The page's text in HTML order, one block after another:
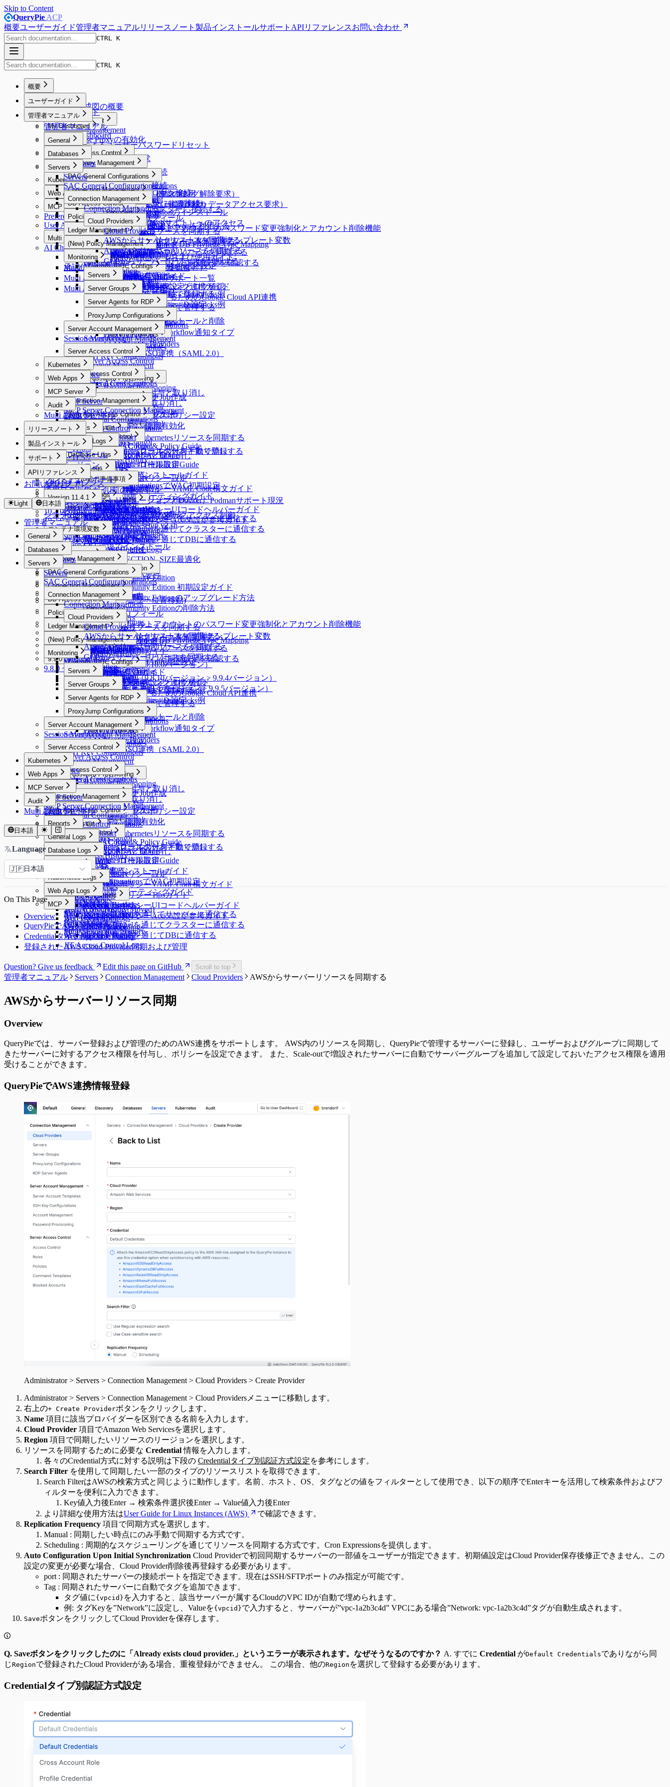
Skip to Content
QueryPie ACP
概要ユーザーガイド管理者マニュアルリリースノート 製品インストールサポート APIリファレンスお問い合わせ
CTRL K
CTRL K
概要
Overview
システム構成図の概要
Proxy Management
Proxy Management
Database Proxyの有効化
ユーザーガイド
ユーザーガイド
My Dashboard
My Dashboard
Emailによるユーザーパスワードリセット
Workflow
Workflow
DB Access Requestの要求
SQL Requestの要求
SQL Request要求
実行計画（Explain）機能の使用
SQL Export Requestの要求
Unmasking Requestの要求（マスキング解除要求）
Restricted Data Accessの要求（制限されたデータアクセス要求）
Server Access Requestの要求
Server Privilege Requestの要求
Access Role Requestの要求
IP Registration Requestの要求
DBポリシー例外の要求
承認付加機能（代理承認、再提出など）
Database Access Control
Database Access Control
Web SQLエディターでの接続
Default Privilegeの設定
エージェントなしでのプロキシ接続
Google BigQuery OAuth認証による接続
Custom Data Sourceへの接続
Server Access Control
Server Access Control
認証されたサーバーへの接続
Webターミナルの使用
Web SFTPの使用
Kubernetes Access Control
Kubernetes Access Control
アクセス権限一覧の確認
Web ClientでKubernetesクラスターに接続する
Web Access Control
Web Access Control
Root CA証明書およびExtensionのインストール
Webアプリケーション（Webサイト）へのアクセス
MCP Access Control
MCP Access Control
MACを使用してRemote MCP Serversを利用する
Preferences
User Agent
Multi Agent
Multi Agent
Multi Agent Linuxインストールおよび使用ガイド
Multi Agent Seamless SSH使用ガイド
Multi Agent OS別3rd Party Toolサポート一覧
Multi Agent - qpctl CLI使用ガイド
AI Chat
管理者マニュアル
管理者マニュアル
General
General
Company Management
Company Management
General
Security
Allowed Zones
Channels
Alerts
Alerts
New Request > リクエストタイプ別テンプレート変数
Licenses
User Management
User Management
Users
Users
ユーザープロフィール
qp-adminデフォルトアカウントのパスワード変更強制化とアカウント削除機能
Groups
Roles
Profile Editor
Profile Editor
Custom Attribute
Authentication
Authentication
Okta連携
LDAP連携
AWS SSO連携
Google SAML連携
Multi-Factor Authentication設定
Provisioning
Provisioning
Provisioning有効化
[Okta] プロビジョニング連携ガイド
Workflow Management
Workflow Management
All Requests
Approval Rules
Workflow Configurations
System
System
Integrations
Integrations
Syslog連携
Splunk連携
Secret Store連携
Email連携
Event Callback連携
OAuth 2.0を使用するためのGoogle Cloud API連携
Slack DM連携
Slack DM連携
Slack DM - Workflow通知タイプ
OAuth Client Application
Identity Providers
Identity Providers
AWS SSO連携（SAML 2.0）
LLM Provider設定
API Token
Jobs
Maintenance
Databases
Databases
DAC General Configurations
DAC General Configurations
Unmasking Zones
Masking Pattern (メニュー位置移動)
Connection Management
Connection Management
Cloud Providers
Cloud Providers
AWSからDBリソースを同期する
MS AzureからDBリソースを同期する
Google CloudからDBリソースを同期する
Dry Run機能でクラウド同期設定を確認する
DB Connections
DB Connections
MongoDB専用ガイド
DocumentDB専用ガイド
Google BigQuery OAuth認証設定
AWS Athena専用ガイド
Custom Data Source設定とログ確認
SSL Configurations
SSH Configurations
Kerberos Configurations
Custom JDBC Configs
Custom JDBC Configs
QSI Parser Selection
Custom JDBC Configs - Databricks例
Custom JDBC Configs - Databricks例
DB Access Control
DB Access Control
Privilege Type
Privilege Type
MongoDB / Document DB Privilege Type Mapping
Access Control
Policies
Policies
Data Access
Masking Pattern
Data Masking
Sensitive Data
Policy Exception
Query Rules
Ledger Management
Ledger Management
Ledger Table Policy
Ledger Approval Rules
(New) Policy Management
(New) Policy Management
Data Paths
Data Policies
Exception Management
Monitoring
Monitoring
Running Queries
Proxy Management
Servers
Servers
SAC General Configurations
Connection Management
Connection Management
Cloud Providers
Cloud Providers
AWSからサーバーリソースを同期する
Azureからサーバーリソースを同期する
GCPからサーバーリソースを同期する
Servers
Servers
個別サーバーを手動で登録する
Server Groups
Server Groups
サーバーをグループで管理する
Server Agents for RDP
Server Agents for RDP
Server Agentのインストールと削除
ProxyJump Configurations
ProxyJump Configurations
ProxyJump作成
Server Account Management
Server Account Management
Server Account Templates
SSH Key Configurations
Account Management
Password Provisioning
Password Provisioning
パスワード変更Job作成
Session Monitoring
Server Access Control
Server Access Control
Access Control
Access Control
Permissionsの付与と取り消し
Roleの付与と取り消し
Server Privilegeの付与
Roles
Policies
Policies
サーバーアクセスポリシー設定
Server Proxy使用有効化
Command Templates
Blocked Accounts
Kubernetes
Kubernetes
KAC General Configurations
Connection Management
Connection Management
Cloud Providers
Cloud Providers
AWSからKubernetesリソースを同期する
Clusters
Clusters
Kubernetesクラスターを手動で登録する
K8s Access Control
K8s Access Control
Access Control
Access Control
Kubernetesロールの付与と取り消し
Roles
Roles
Kubernetesロール設定
Policies
Policies
Kubernetesポリシー設定
KubernetesポリシーYAML Code構文ガイド
KubernetesポリシーTipsガイド
KubernetesポリシーUIコードヘルパーガイド
KubernetesポリシーAction設定参考ガイド
Web Apps
Web Apps
Connection Management
Connection Management
Web Apps
Web App Configurations
Web App Access Control
Web App Access Control
Access Control
Access Control
ロールの付与と取り消し
Roles
Policies
WAC Quickstart
WAC Quickstart
[~10.2.7] WAC Role & Policy Guide
[10.2.8~] WAC RBAC Guide
[10.3.0 ~] WAC JIT権限取得Guide
Root CA証明書インストールガイド
Web App ConfigurationsでWAC初期設定
WACトラブルシューティングガイド
WAC FAQ
MCP Server
MCP Server
MCP Server Connection Management
MAC General Configurations
MCP Access Control
Audit
Audit
Reports
Reports
Reports
Audit Log Export
General Logs
General Logs
User Access History
Activity Logs
Admin Role History
Workflow Logs
Reverse Tunnels
Reverse Tunnels
Reverse Tunnelを通じてサーバーに通信する
Reverse Tunnelを通じてクラスターに通信する
Reverse Tunnelを通じてDBに通信する
AI Chat Audit
Database Logs
Database Logs
DB Access History
Query Audit
Running Queries
DML Snapshots
Account Lock History
Access Control Logs
Policy Audit Logs
Policy Exception Logs
Server Logs
Server Logs
Server Access History
Command Audit
Session Logs
Session Monitoring (Moved)
Access Control Logs
Server Role History
Account Lock History
Kubernetes Logs
Kubernetes Logs
Request Audit
Pod Session Recordings
Kubernetes Role History
Web App Logs
Web App Logs
Web Access History
Web Event Audit
User Activity Recordings
Web App Role History
JIT Access Control Logs
MCP
MCP
Request Audit
MCP Server Role History
Multi Agent 制約事項
リリースノート
Release Notes
11.6.0 ~ 11.6.5
11.5.0 ~ 11.5.7
11.4.0
11.3.0
11.2.0
11.1.0 ~ 11.1.2
11.0.0
10.3.0 ~ 10.3.4
10.2.0 ~ 10.2.12
10.1.0 ~ 10.1.11
10.0.0 ~ 10.0.2
9.20.0 ~ 9.20.2
9.19.0
9.18.0 ~ 9.18.3
9.17.0 ~ 9.17.1
9.16.0 ~ 9.16.4
9.15.0 ~ 9.15.4
9.14.0 ~ 9.14.3
9.13.0 ~ 9.13.5
9.12.0 ~ 9.12.14
9.12.0 ~ 9.12.14
メニュー改善ガイド（9.12.0）
9.11.0 ~ 9.11.5
9.10.0 ~ 9.10.4
9.10.0 ~ 9.10.4
External API変更事項（9.10.0バージョン）
9.9.0 ~ 9.9.8
9.9.0 ~ 9.9.8
External API変更事項（9.8.10バージョン > 9.9.4バージョン）
External API変更事項（9.9.4バージョン > 9.9.5バージョン）
9.8.0 ~ 9.8.12
製品インストール
製品インストール
製品バージョン
インストール前の準備事項
インストール前の準備事項
LinuxディストリビューションとDocker、Podmanサポート現況
PodmanでRootless Mode構成
インストール
インストール
インストールガイド - 簡単な構成
インストールガイド - setup.v2.sh
setup.sh、setup.v2.sh比較
AWS EKS環境でインストール
インストール後の初期設定
システムアーキテクチャとネットワークアクセス制御
コンテナ環境変数
コンテナ環境変数
QUERYPIE_WEB_URL
DB_MAX_CONNECTION_SIZE最適化
ライセンスインストール
サーバ構成要件
サーバ構成要件
Public Cloud運用サーバ要件
On-Premise VM要件
サーバ構成要件要約表
QueryPie ACP Community Edition
QueryPie ACP Community Edition
QueryPie ACP Community Edition 初期設定ガイド
QueryPie ACP Community Editionのアップグレード方法
QueryPie ACP Community Editionの削除方法
MCP設定ガイド
サポート
サポート
プレミアムサポート
運用ログ収集ガイド
APIリファレンス
APIリファレンス
Version 11.4.1
External API v2
External API v0.9
お問い合わせ
Light 日本語
管理者マニュアル
General
General
Company Management
Company Management
General
Security
Allowed Zones
Channels
Alerts
Alerts
New Request > リクエストタイプ別テンプレート変数
Licenses
User Management
User Management
Users
Users
ユーザープロフィール
qp-adminデフォルトアカウントのパスワード変更強制化とアカウント削除機能
Groups
Roles
Profile Editor
Profile Editor
Custom Attribute
Authentication
Authentication
Okta連携
LDAP連携
AWS SSO連携
Google SAML連携
Multi-Factor Authentication設定
Provisioning
Provisioning
Provisioning有効化
[Okta] プロビジョニング連携ガイド
Workflow Management
Workflow Management
All Requests
Approval Rules
Workflow Configurations
System
System
Integrations
Integrations
Syslog連携
Splunk連携
Secret Store連携
Email連携
Event Callback連携
OAuth 2.0を使用するためのGoogle Cloud API連携
Slack DM連携
Slack DM連携
Slack DM - Workflow通知タイプ
OAuth Client Application
Identity Providers
Identity Providers
AWS SSO連携（SAML 2.0）
LLM Provider設定
API Token
Jobs
Maintenance
Databases
Databases
DAC General Configurations
DAC General Configurations
Unmasking Zones
Masking Pattern (メニュー位置移動)
Connection Management
Connection Management
Cloud Providers
Cloud Providers
AWSからDBリソースを同期する
MS AzureからDBリソースを同期する
Google CloudからDBリソースを同期する
Dry Run機能でクラウド同期設定を確認する
DB Connections
DB Connections
MongoDB専用ガイド
DocumentDB専用ガイド
Google BigQuery OAuth認証設定
AWS Athena専用ガイド
Custom Data Source設定とログ確認
SSL Configurations
SSH Configurations
Kerberos Configurations
Custom JDBC Configs
Custom JDBC Configs
QSI Parser Selection
Custom JDBC Configs - Databricks例
Custom JDBC Configs - Databricks例
DB Access Control
DB Access Control
Privilege Type
Privilege Type
MongoDB / Document DB Privilege Type Mapping
Access Control
Policies
Policies
Data Access
Masking Pattern
Data Masking
Sensitive Data
Policy Exception
Query Rules
Ledger Management
Ledger Management
Ledger Table Policy
Ledger Approval Rules
(New) Policy Management
(New) Policy Management
Data Paths
Data Policies
Exception Management
Monitoring
Monitoring
Running Queries
Proxy Management
Servers
Servers
SAC General Configurations
Connection Management
Connection Management
Cloud Providers
Cloud Providers
AWSからサーバーリソースを同期する
Azureからサーバーリソースを同期する
GCPからサーバーリソースを同期する
Servers
Servers
個別サーバーを手動で登録する
Server Groups
Server Groups
サーバーをグループで管理する
Server Agents for RDP
Server Agents for RDP
Server Agentのインストールと削除
ProxyJump Configurations
ProxyJump Configurations
ProxyJump作成
Server Account Management
Server Account Management
Server Account Templates
SSH Key Configurations
Account Management
Password Provisioning
Password Provisioning
パスワード変更Job作成
Session Monitoring
Server Access Control
Server Access Control
Access Control
Access Control
Permissionsの付与と取り消し
Roleの付与と取り消し
Server Privilegeの付与
Roles
Policies
Policies
サーバーアクセスポリシー設定
Server Proxy使用有効化
Command Templates
Blocked Accounts
Kubernetes
Kubernetes
KAC General Configurations
Connection Management
Connection Management
Cloud Providers
Cloud Providers
AWSからKubernetesリソースを同期する
Clusters
Clusters
Kubernetesクラスターを手動で登録する
K8s Access Control
K8s Access Control
Access Control
Access Control
Kubernetesロールの付与と取り消し
Roles
Roles
Kubernetesロール設定
Policies
Policies
Kubernetesポリシー設定
KubernetesポリシーYAML Code構文ガイド
KubernetesポリシーTipsガイド
KubernetesポリシーUIコードヘルパーガイド
KubernetesポリシーAction設定参考ガイド
Web Apps
Web Apps
Connection Management
Connection Management
Web Apps
Web App Configurations
Web App Access Control
Web App Access Control
Access Control
Access Control
ロールの付与と取り消し
Roles
Policies
WAC Quickstart
WAC Quickstart
[~10.2.7] WAC Role & Policy Guide
[10.2.8~] WAC RBAC Guide
[10.3.0 ~] WAC JIT権限取得Guide
Root CA証明書インストールガイド
Web App ConfigurationsでWAC初期設定
WACトラブルシューティングガイド
WAC FAQ
MCP Server
MCP Server
MCP Server Connection Management
MAC General Configurations
MCP Access Control
Audit
Audit
Reports
Reports
Reports
Audit Log Export
General Logs
General Logs
User Access History
Activity Logs
Admin Role History
Workflow Logs
Reverse Tunnels
Reverse Tunnels
Reverse Tunnelを通じてサーバーに通信する
Reverse Tunnelを通じてクラスターに通信する
Reverse Tunnelを通じてDBに通信する
AI Chat Audit
Database Logs
Database Logs
DB Access History
Query Audit
Running Queries
DML Snapshots
Account Lock History
Access Control Logs
Policy Audit Logs
Policy Exception Logs
Server Logs
Server Access History
Command Audit
Session Logs
Session Monitoring (Moved)
Access Control Logs
Server Role History
Account Lock History
Kubernetes Logs
Kubernetes Logs
Request Audit
Pod Session Recordings
Kubernetes Role History
Web App Logs
Web App Logs
Web Access History
Web Event Audit
User Activity Recordings
Web App Role History
JIT Access Control Logs
MCP
MCP
Request Audit
MCP Server Role History
Multi Agent 制約事項
日本語
Language
🇯🇵日本語
On This Page
Overview
QueryPieでAWS連携情報登録
Credentialタイプ別認証方式設定
登録されたAWS Cloud Provider同期および管理
Question? Give us feedback Edit this page on GitHub Scroll to top
管理者マニュアル Servers Connection Management Cloud Providers AWSからサーバーリソースを同期する
AWSからサーバーリソース同期
Overview
QueryPieでは、サーバー登録および管理のためのAWS連携をサポートします。 AWS内のリソースを同期し、QueryPieで管理するサーバーに登録し、ユーザーおよびグループに同期して
きたサーバーに対するアクセス権限を付与し、ポリシーを設定できます。 また、Scale-outで増設されたサーバーに自動でサーバーグループを追加して設定しておいたアクセス権限を適用
受けることができます。
QueryPieでAWS連携情報登録
Administrator > Servers > Connection Management > Cloud Providers > Create Provider
Administrator > Servers > Connection Management > Cloud Providersメニューに移動します。
右上の+ Create Providerボタンをクリックします。
Name 項目に該当プロバイダーを区別できる名前を入力します。
Cloud Provider 項目でAmazon Web Servicesを選択します。
Region 項目で同期したいリソースのリージョンを選択します。
リソースを同期するために必要な Credential情報を入力します。
各々のCredential方式に対する説明は下段の Credentialタイプ別認証方式設定を参考にします。
Search Filter を使用して同期したい一部のタイプのリソースリストを取得できます。
Search FilterはAWSの検索方式と同じように動作します。名前、ホスト、OS、タグなどの値をフィルターとして使用でき、以下の順序でEnterキーを活用して検索条件およびフ
ィルターを便利に入力できます。
Key値入力後Enter → 検索条件選択後Enter → Value値入力後Enter
より詳細な使用方法はUser Guide for Linux Instances (AWS)
で確認できます。
Replication Frequency 項目で同期方式を選択します。
Manual : 同期したい時点にのみ手動で同期する方式です。
Scheduling : 周期的なスケジューリングを通じてリソースを同期する方式です。Cron Expressionsを提供します。
Auto Configuration Upon Initial Synchronization Cloud Providerで初回同期するサーバーの一部値をユーザーが指定できます。初期値設定はCloud Provider保存後修正できません。この
設定の変更が必要な場合、Cloud Provider削除後再登録する必要があります。
port : 同期されたサーバーの接続ポートを指定できます。現在はSSH/SFTPポートのみ指定が可能です。
Tag : 同期されたサーバーに自動でタグを追加できます。
タグ値に {vpcid} を入力すると、該当サーバーが属するCloudのVPC IDが自動で埋められます。
例: タグKeyを”Network”に設定し、Valueを{vpcid}で入力すると、サーバーが”vpc-1a2b3c4d” VPCにある場合”Network: vpc-1a2b3c4d”タグが自動生成されます。
SaveボタンをクリックしてCloud Providerを保存します。
Q. Saveボタンをクリックしたのに「Already exists cloud provider.」というエラーが表示されます。なぜそうなるのですか？ A. すでに Credential がDefault Credentialsでありながら同
じRegionで登録されたCloud Providerがある場合、重複登録ができません。 この場合、他のRegion を選択して登録する必要があります。
Credentialタイプ別認証方式設定